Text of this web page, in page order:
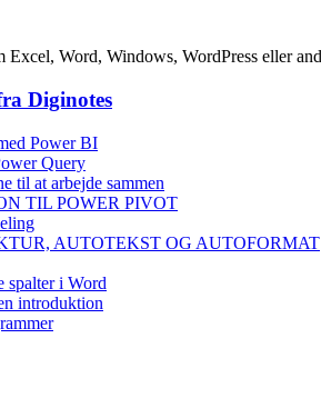
Excel, Word, Windows, WordPress eller
Diginotes
Power BI
Query
til at arbejde sammen
TIL POWER PIVOT
AUTOTEKST OG AUTOFORMAT
spalter i Word
introduktion